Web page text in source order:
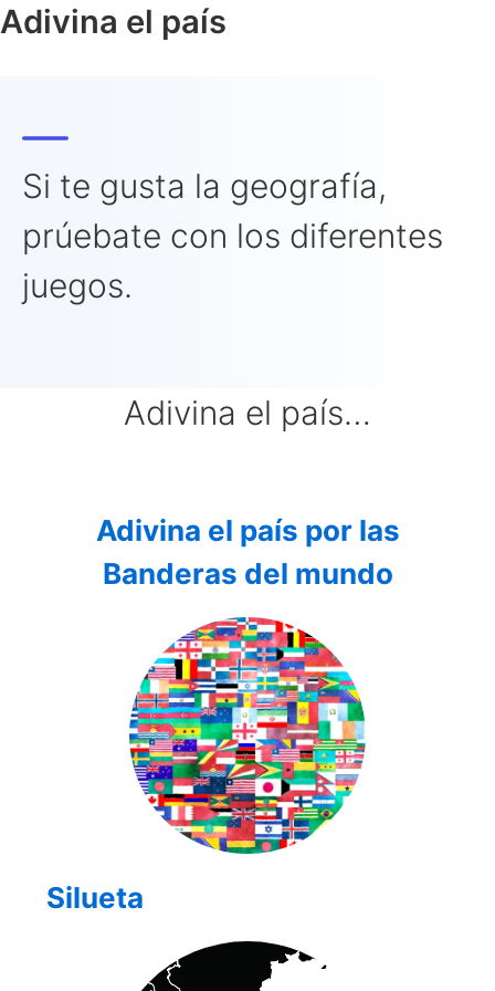
Ir
al
Adivina el país
Si te gusta la geografía,
prúebate con los diferentes
juegos.
Adivina el país…
Adivina el país por las
Banderas del mundo
Silueta